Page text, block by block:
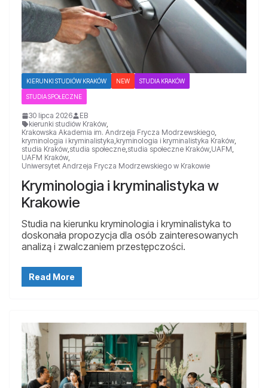
KIERUNKI STUDIÓW KRAKÓW NEW STUDIA KRAKÓW
STUDIA SPOŁECZNE
30 lipca 2026
EB
kierunki studiów Kraków,
Krakowska Akademia im. Andrzeja Frycza Modrzewskiego,
kryminologia i kryminalistyka,kryminologia i kryminalistyka Kraków,
studia Kraków,studia społeczne,studia społeczne Kraków,UAFM,
UAFM Kraków,
Uniwersytet Andrzeja Frycza Modrzewskiego w Krakowie
Kryminologia i kryminalistyka w
Krakowie
Studia na kierunku kryminologia i kryminalistyka to
doskonała propozycja dla osób zainteresowanych
analizą i zwalczaniem przestępczości.
Read More